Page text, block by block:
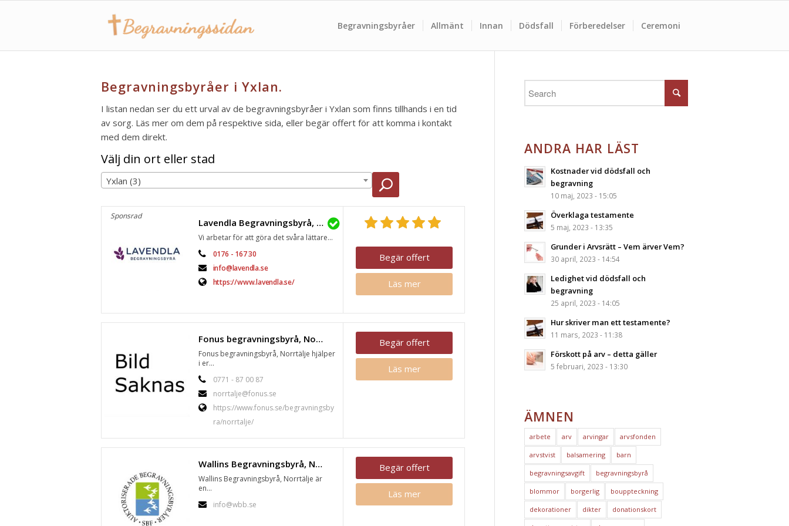
Begravningsbyråer Allmänt Innan Dödsfall Förberedelser Ceremoni
Begravningsbyråer i Yxlan.
I listan nedan ser du ett urval av de begravningsbyråer i Yxlan som finns tillhands i en tid
av sorg. Läs mer om dem på respektive sida, eller begär offert för att komma i kontakt
med dem direkt.
Välj din ort eller stad
Yxlan (3)
Sponsrad
Lavendla Begravningsbyrå, Norrtälje
Vi arbetar för att göra det svåra lättare...
0176 - 167 30
info@lavendla.se
https://www.lavendla.se/
Begär offert
Läs mer
Fonus begravningsbyrå, Norrtälje
Fonus begravningsbyrå, Norrtälje hjälper
i er...
0771 - 87 00 87
norrtalje@fonus.se
https://www.fonus.se/begravningsby
ra/norrtalje/
Begär offert
Läs mer
Wallins Begravningsbyrå, Norrtälje
Wallins Begravningsbyrå, Norrtälje är
en...
info@wbb.se
Begär offert
Läs mer
ANDRA HAR LÄST
Kostnader vid dödsfall och
begravning
10 maj, 2023 - 15:05
Överklaga testamente
5 maj, 2023 - 13:35
Grunder i Arvsrätt – Vem ärver Vem?
30 april, 2023 - 14:54
Ledighet vid dödsfall och
begravning
25 april, 2023 - 14:05
Hur skriver man ett testamente?
11 mars, 2023 - 11:38
Förskott på arv – detta gäller
5 februari, 2023 - 13:30
ÄMNEN
arbete arv arvingar arvsfonden
arvstvist balsamering barn
begravningsavgift begravningsbyrå
blommor borgerlig bouppteckning
dekorationer dikter donationskort